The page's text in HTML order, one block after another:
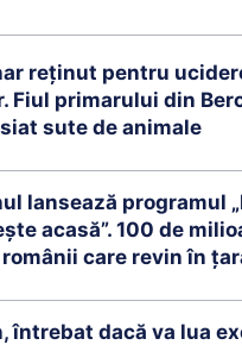
reținut pentru
Fiul primarului din
sute de animale
lansează programul
acasă”. 100 de
care revin în
întrebat dacă va lua